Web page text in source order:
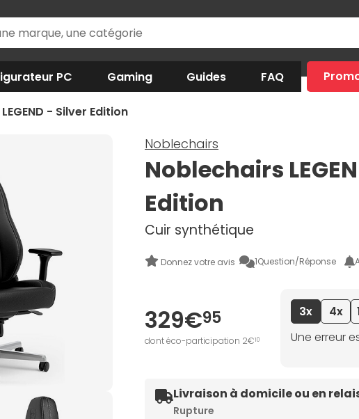
PC Gaming Guides FAQ
- Silver Edition
Noblechairs
Noblechairs
Edition
Cuir synthétique
Donnez votre avis 1Question/Réponse
329€95
dont éco-participation 2€10
3x 4x
Une erreur
Livraison à domicile ou en
Rupture